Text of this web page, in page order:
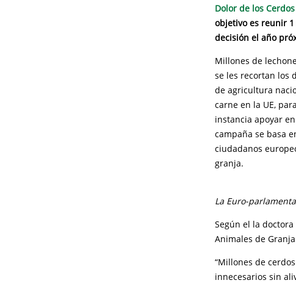
Dolor de los Cerdos
objetivo es reunir
decisión el año
Millones de
se les recortan los
de agricultura
carne en la UE,
instancia apoyar
campaña se basa
ciudadanos
granja.
La Euro-
Según el la
Animales de
“Millones de
innecesarios sin